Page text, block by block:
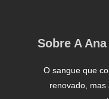
Sobre A Ana
O sangue que
renovado, mas